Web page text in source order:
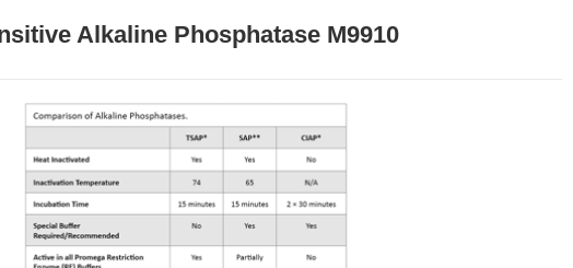
Alkaline Phosphatase M9910